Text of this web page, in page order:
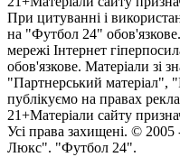
При цитуванні і
на "Футбол 24"
мережі Інтернет
обов'язкове. Матеріали зі
"Партнерський
публікуємо на правах
21+Матеріали сайту
Усi права захищенi. © 2005
Люкс". "Футбол 24".